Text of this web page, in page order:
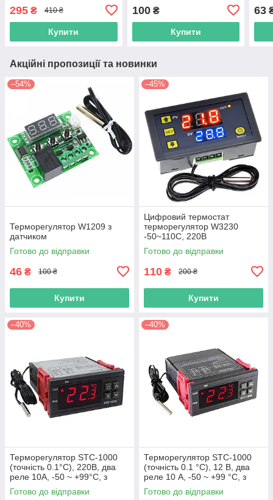
датчиком
295 ₴ 410 ₴
Купити
100₴
Купити
63
Акційні пропозиції та новинки
–54%
Терморегулятор W1209 з
датчиком
Готово до відправки
46 ₴ 100 ₴
Купити
–45%
Цифровий термостат
терморегулятор W3230
-50~110С, 220В
Готово до відправки
110 ₴ 200 ₴
Купити
–40%
Терморегулятор STC-1000
(точність 0.1°C), 220В, два
реле 10А, -50 ~ +99°C, з
виносним датчиком
Готово до відправки
–40%
Терморегулятор STC-1000
(точність 0.1 °C), 12 В, два
реле 10 А, -50 ~ +99 °C, з
виносним датчиком
Готово до відправки